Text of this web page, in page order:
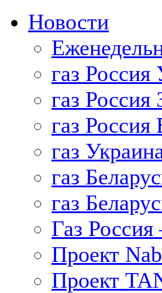
Новости
газ Россия
газ
газ
газ
газ
газ
Газ
Проект
Проект